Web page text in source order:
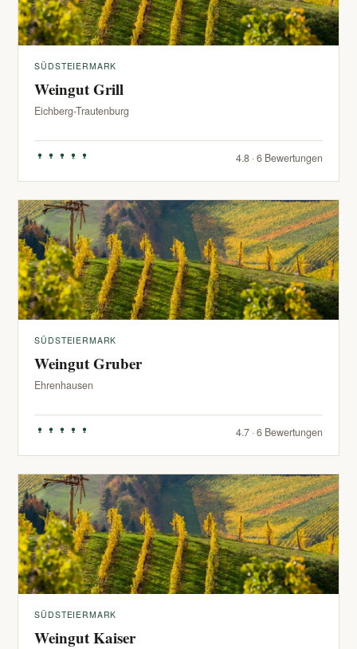
SÜDSTEIERMARK
Weingut Grill
Eichberg-Trautenburg
4.8 · 6 Bewertungen
SÜDSTEIERMARK
Weingut Gruber
Ehrenhausen
4.7 · 6 Bewertungen
SÜDSTEIERMARK
Weingut Kaiser